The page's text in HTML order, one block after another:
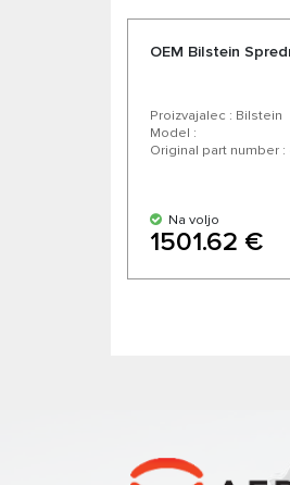
OEM Bilstein
Proizvajalec : Bilstein
Model :
Original part number
Na voljo
1501.62 €